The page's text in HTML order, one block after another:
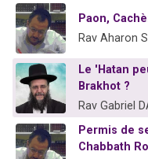
Paon,
Rav Aharon
Le 'Hatan
Brakhot ?
Rav Gabriel
Permis de
Chabbath